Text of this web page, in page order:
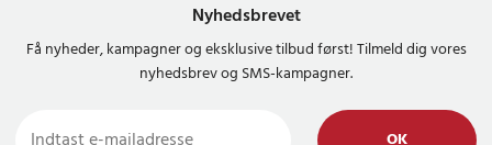
Nyhedsbrevet
Få nyheder, kampagner og eksklusive tilbud først! Tilmeld dig vores
nyhedsbrev og SMS-kampagner.